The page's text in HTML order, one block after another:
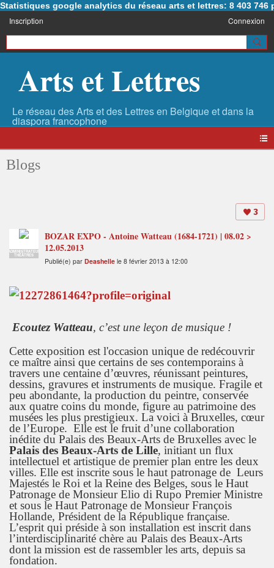
Statistiques google analytics du réseau arts et lettres: 8 403 746
Inscription Connexion
Arts et Lettres
Blogs
3
ADMINISTRATEUR
THÉÂTRES
BOZAR EXPO - Antoine Watteau (1684-1721) | 08.02 >
12.05.2013
Publié(e) par Deashelle le 8 février 2013 à 12:00
Ecoutez Watteau, c’est une leçon de musique !
Cette exposition est l'occasion unique de redécouvrir
ce maître ainsi que certains de ses contemporains à
travers une centaine d’œuvres, réunissant peintures,
dessins, gravures et instruments de musique. Fragile et
peu abondante, la production du peintre, conservée
aux quatre coins du monde, figure au patrimoine des
musées les plus prestigieux. La voici à Bruxelles, cœur
de l’Europe. Elle est le fruit d’une collaboration
inédite du Palais des Beaux-Arts de Bruxelles avec le
Palais des Beaux-Arts de Lille, initiant un flux
intellectuel et artistique de premier plan entre les deux
villes. Elle est inscrite sous le haut patronage de Leurs
Majestés le Roi et la Reine des Belges, sous le Haut
Patronage de Monsieur Elio di Rupo Premier Ministre
et sous le Haut Patronage de Monsieur François
Hollande, Président de la République française.
L’esprit qui préside à son installation est inscrit dans
l’interdisciplinarité chère au Palais des Beaux-Arts
dont la mission est de rassembler les arts, depuis sa
fondation.